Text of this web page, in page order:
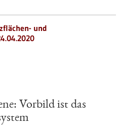
und
Vorbild ist das